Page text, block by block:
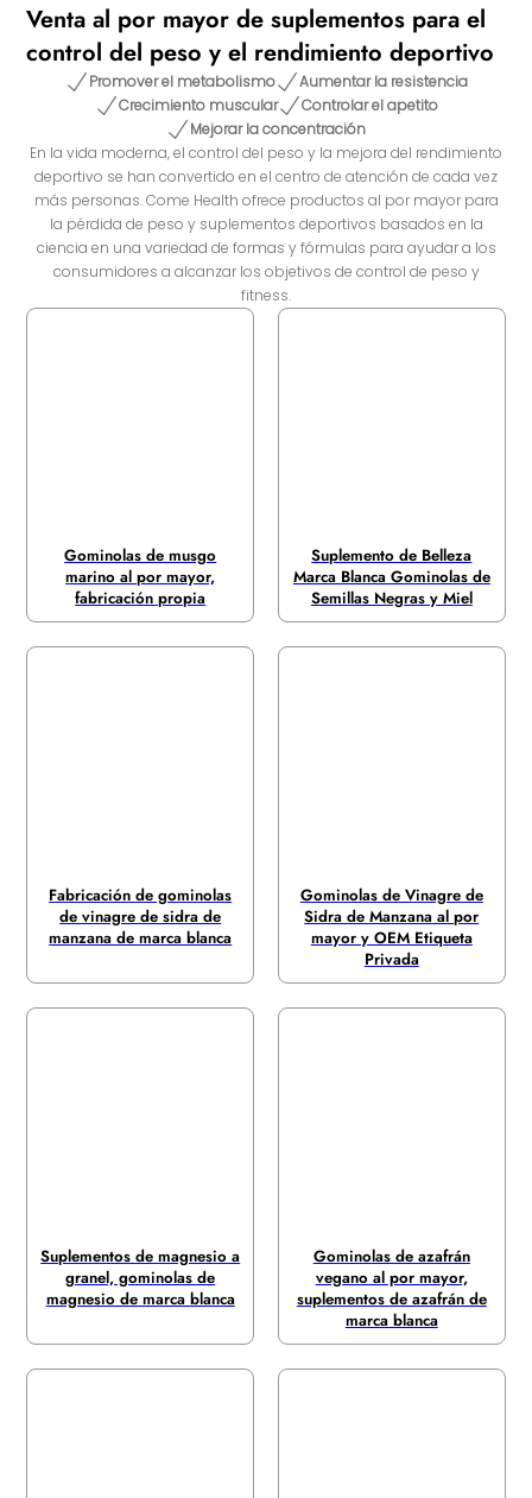
Venta al por mayor de suplementos para el
control del peso y el rendimiento deportivo
Promover el metabolismo
Aumentar la resistencia
Crecimiento muscular
Controlar el apetito
Mejorar la concentración
En la vida moderna, el control del peso y la mejora del rendimiento
deportivo se han convertido en el centro de atención de cada vez
más personas. Come Health ofrece productos al por mayor para
la pérdida de peso y suplementos deportivos basados en la
ciencia en una variedad de formas y fórmulas para ayudar a los
consumidores a alcanzar los objetivos de control de peso y
fitness.
Gominolas de musgo
marino al por mayor,
fabricación propia
Suplemento de Belleza
Marca Blanca Gominolas de
Semillas Negras y Miel
Fabricación de gominolas
de vinagre de sidra de
manzana de marca blanca
Gominolas de Vinagre de
Sidra de Manzana al por
mayor y OEM Etiqueta
Privada
Suplementos de magnesio a
granel, gominolas de
magnesio de marca blanca
Gominolas de azafrán
vegano al por mayor,
suplementos de azafrán de
marca blanca